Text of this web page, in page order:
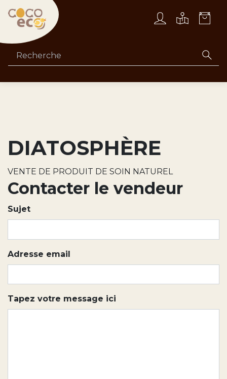
DIATOSPHÈRE
VENTE DE PRODUIT DE SOIN NATUREL
Contacter le vendeur
Sujet
Adresse email
Tapez votre message ici